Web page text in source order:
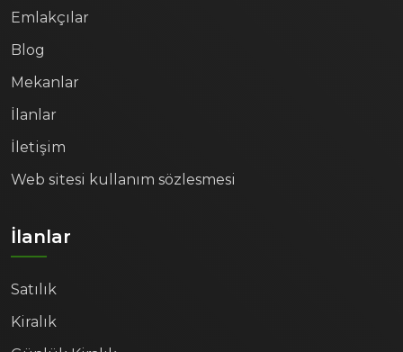
Emlakçılar
Blog
Mekanlar
İlanlar
İletişim
Web sitesi kullanım sözlesmesi
İlanlar
Satılık
Kiralık